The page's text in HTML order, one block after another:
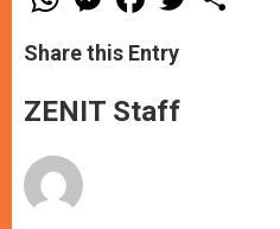
h
t
s
p
p
e
s
e
g
e
a
e
b
o
k
w
Share this Entry
ZENIT Staff